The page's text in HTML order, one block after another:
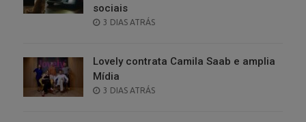
sociais
POSTED
3 DIAS ATRÁS
Lovely contrata Camila Saab e amplia
Mídia
POSTED
3 DIAS ATRÁS